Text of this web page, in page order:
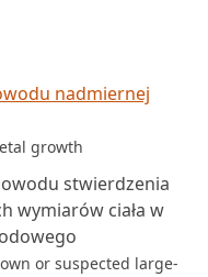
nadmiernej
growth
stwierdzenia
wymiarów ciała w
or suspected large-